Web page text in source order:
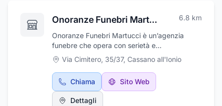
Onoranze Funebri Martucci 6.8 km
Onoranze Funebri Martucci è un’agenzia
funebre che opera con serietà e
professionalità con l’obiettivo di offrire ai
clienti un servizio di qualità e completo,
sgravandoli anche dall’onere del disbrigo
delle pratiche funerarie e di pratiche
comunali. Si occupa di tutti gli aspetti relativi
Via Cimitero, 35/37, Cassano all'Ionio
Chiama Sito Web
Dettagli